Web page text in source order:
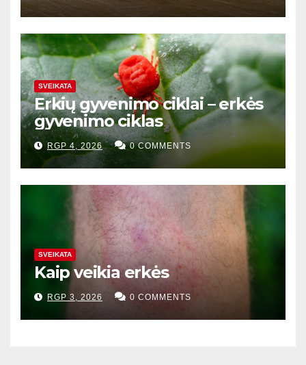
SVEIKATA
Erkių gyvenimo ciklai – erkės
gyvenimo ciklas
RGP 4, 2026 0 COMMENTS
SVEIKATA
Kaip veikia erkės
RGP 3, 2026 0 COMMENTS